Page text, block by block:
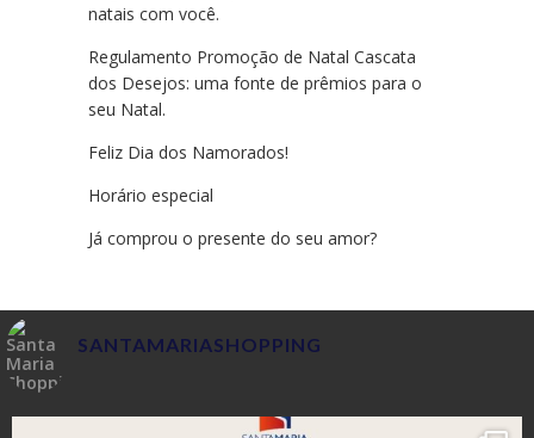
natais com você.
Regulamento Promoção de Natal Cascata
dos Desejos: uma fonte de prêmios para o
seu Natal.
Feliz Dia dos Namorados!
Horário especial
Já comprou o presente do seu amor?
SANTAMARIASHOPPING